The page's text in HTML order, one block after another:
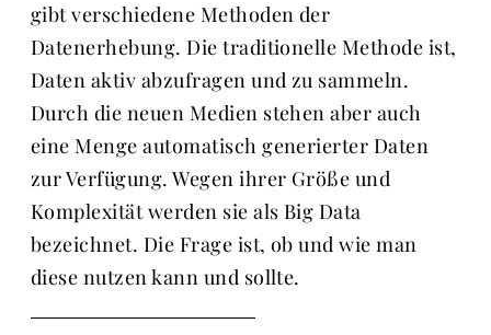
gibt verschiedene Methoden der
Datenerhebung. Die traditionelle Methode ist,
Daten aktiv abzufragen und zu sammeln.
Durch die neuen Medien stehen aber auch
eine Menge automatisch generierter Daten
zur Verfügung. Wegen ihrer Größe und
Komplexität werden sie als Big Data
bezeichnet. Die Frage ist, ob und wie man
diese nutzen kann und sollte.